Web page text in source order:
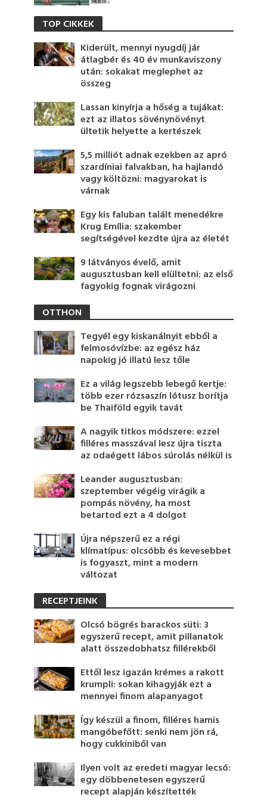
TOP CIKKEK
Kiderült, mennyi nyugdíj jár
átlagbér és 40 év munkaviszony
után: sokakat meglephet az
összeg
Lassan kinyírja a hőség a tujákat:
ezt az illatos sövénynövényt
ültetik helyette a kertészek
5,5 milliót adnak ezekben az apró
szardíniai falvakban, ha hajlandó
vagy költözni: magyarokat is
várnak
Egy kis faluban talált menedékre
Krug Emília: szakember
segítségével kezdte újra az életét
9 látványos évelő, amit
augusztusban kell elültetni: az első
fagyokig fognak virágozni
OTTHON
Tegyél egy kiskanálnyit ebből a
felmosóvízbe: az egész ház
napokig jó illatú lesz tőle
Ez a világ legszebb lebegő kertje:
több ezer rózsaszín lótusz borítja
be Thaiföld egyik tavát
A nagyik titkos módszere: ezzel
filléres masszával lesz újra tiszta
az odaégett lábos súrolás nélkül is
Leander augusztusban:
szeptember végéig virágik a
pompás növény, ha most
betartod ezt a 4 dolgot
Újra népszerű ez a régi
klímatípus: olcsóbb és kevesebbet
is fogyaszt, mint a modern
változat
RECEPTJEINK
Olcsó bögrés barackos süti: 3
egyszerű recept, amit pillanatok
alatt összedobhatsz fillérekből
Ettől lesz igazán krémes a rakott
krumpli: sokan kihagyják ezt a
mennyei finom alapanyagot
Így készül a finom, filléres hamis
mangóbefőtt: senki nem jön rá,
hogy cukkiniből van
Ilyen volt az eredeti magyar lecsó:
egy döbbenetesen egyszerű
recept alapján készítették